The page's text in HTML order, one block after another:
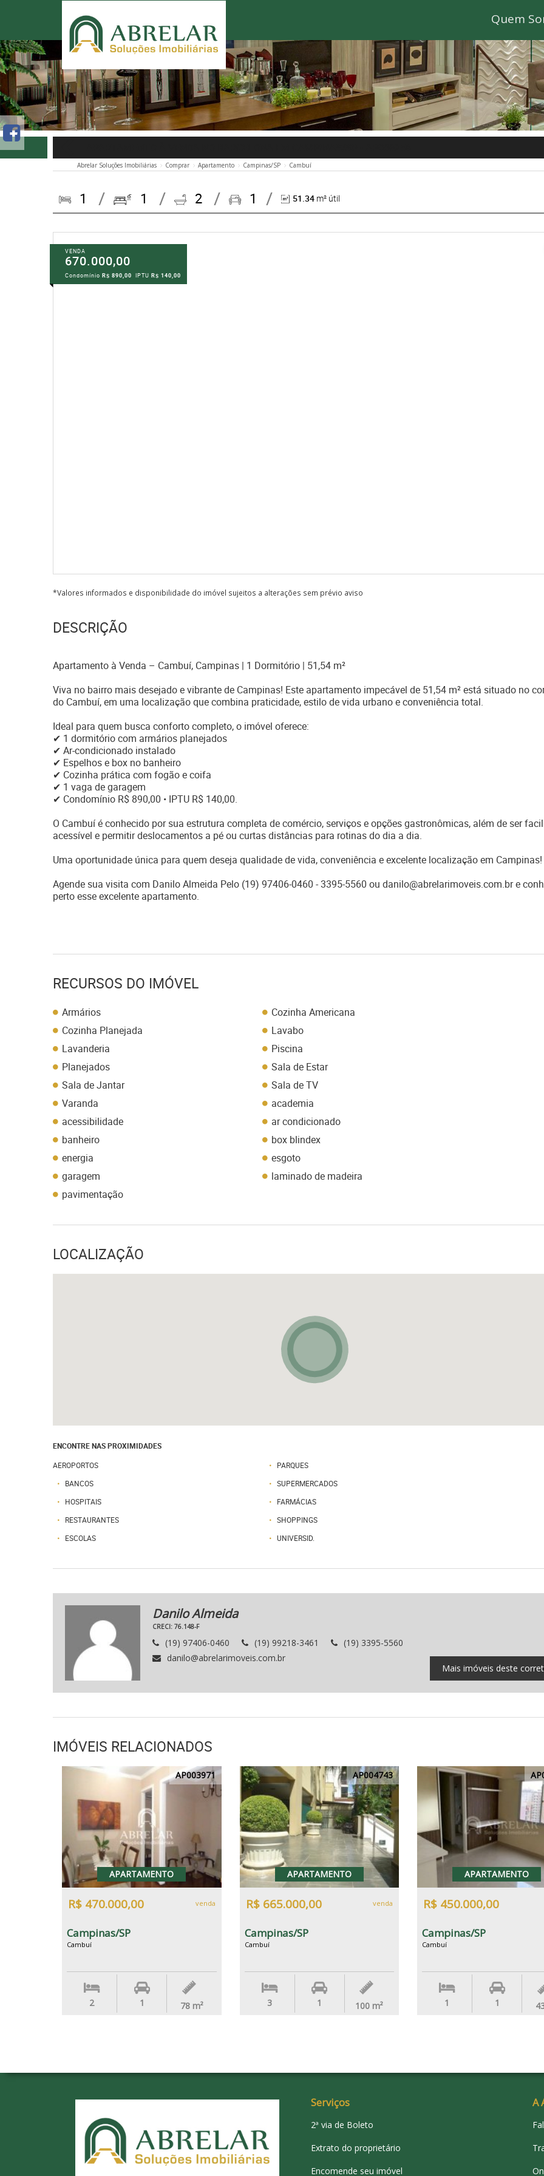
Quem
Abrelar Soluções Imobiliárias Comprar Apartamento Campinas/SP Cambuí
1 1 2 1 51.34 m² útil
VENDA
670.000,00
Condomínio R$ 890,00 IPTU R$ 140,00
*Valores informados e disponibilidade do imóvel sujeitos a alterações sem prévio aviso
DESCRIÇÃO
Apartamento à Venda – Cambuí, Campinas | 1 Dormitório | 51,54 m²
Viva no bairro mais desejado e vibrante de Campinas! Este apartamento impecável de 51,54 m² está situado no
do Cambuí, em uma localização que combina praticidade, estilo de vida urbano e conveniência total.
Ideal para quem busca conforto completo, o imóvel oferece:
✔ 1 dormitório com armários planejados
✔ Ar-condicionado instalado
✔ Espelhos e box no banheiro
✔ Cozinha prática com fogão e coifa
✔ 1 vaga de garagem
✔ Condomínio R$ 890,00 • IPTU R$ 140,00.
O Cambuí é conhecido por sua estrutura completa de comércio, serviços e opções gastronômicas, além de ser
acessível e permitir deslocamentos a pé ou curtas distâncias para rotinas do dia a dia.
Uma oportunidade única para quem deseja qualidade de vida, conveniência e excelente localização em Campinas!
Agende sua visita com Danilo Almeida Pelo (19) 97406-0460 - 3395-5560 ou danilo@abrelarimoveis.com.br e
perto esse excelente apartamento.
RECURSOS DO IMÓVEL
Armários
Cozinha Americana
Cozinha Planejada
Lavabo
Lavanderia
Piscina
Planejados
Sala de Estar
Sala de Jantar
Sala de TV
Varanda
academia
acessibilidade
ar condicionado
banheiro
box blindex
energia
esgoto
garagem
laminado de madeira
pavimentação
LOCALIZAÇÃO
ENCONTRE NAS PROXIMIDADES
AEROPORTOS
PARQUES
BANCOS
SUPERMERCADOS
HOSPITAIS
FARMÁCIAS
RESTAURANTES
SHOPPINGS
ESCOLAS
UNIVERSID.
Danilo Almeida
CRECI: 76.148-F
(19) 97406-0460 (19) 99218-3461
(19) 3395-5560
danilo@abrelarimoveis.com.br
Mais imóveis deste
IMÓVEIS RELACIONADOS
AP003971
APARTAMENTO
R$ 470.000,00 venda
Campinas/SP
Cambuí
2 1 78 m²
AP004743
APARTAMENTO
R$ 665.000,00 venda
Campinas/SP
Cambuí
3 1 100 m²
APARTAMENTO
R$ 450.000,00
Campinas/SP
Cambuí
1 1
Serviços
2ª via de Boleto
Extrato do proprietário
Encomende seu imóvel
A